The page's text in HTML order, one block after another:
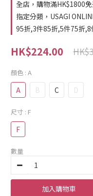
全店，購物滿HK$1800
指定分類，USAGI
95折,3件85折,5件75折,8
HK$224.00
顏色 : A
A B C D
尺寸 : F
F
數量
加入購物車